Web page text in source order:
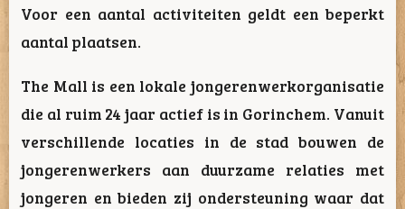
Voor een aantal activiteiten geldt een beperkt
aantal plaatsen.
The Mall is een lokale jongerenwerkorganisatie
die al ruim 24 jaar actief is in Gorinchem. Vanuit
verschillende locaties in de stad bouwen de
jongerenwerkers aan duurzame relaties met
jongeren en bieden zij ondersteuning waar dat